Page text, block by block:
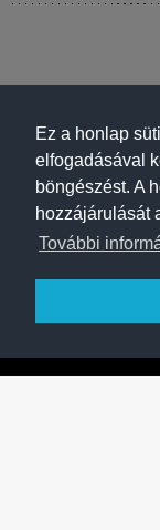
Ez a honlap
elfogadásával
böngészést. A
hozzájárulását
További